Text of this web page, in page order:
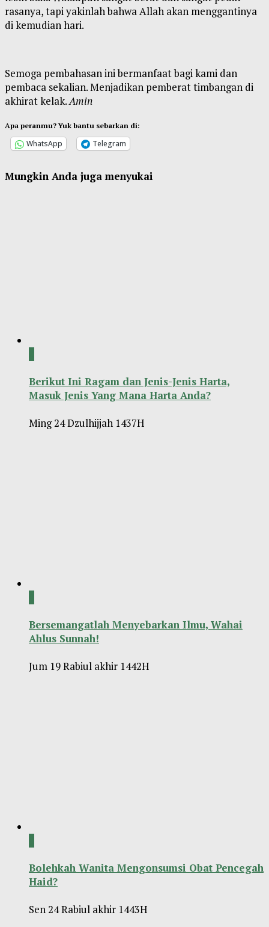
rasanya, tapi yakinlah bahwa Allah akan menggantinya
di kemudian hari.
Semoga pembahasan ini bermanfaat bagi kami dan
pembaca sekalian. Menjadikan pemberat timbangan di
akhirat kelak.Amin
Apa peranmu? Yuk bantu sebarkan di:
WhatsApp Telegram
Mungkin Anda juga menyukai
Berikut Ini Ragam dan Jenis-Jenis Harta,
Masuk Jenis Yang Mana Harta Anda?
Ming 24 Dzulhijjah 1437H
Bersemangatlah Menyebarkan Ilmu, Wahai
Ahlus Sunnah!
Jum 19 Rabiul akhir 1442H
Bolehkah Wanita Mengonsumsi Obat Pencegah
Haid?
Sen 24 Rabiul akhir 1443H